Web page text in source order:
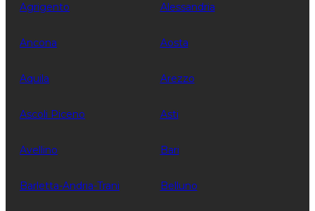
Agrigento Alessandria
Ancona Aosta
Aquila Arezzo
Ascoli Piceno Asti
Avellino Bari
Barletta-Andria-Trani Belluno